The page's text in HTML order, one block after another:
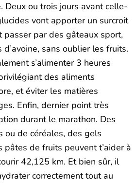
Deux ou trois jours avant celle-
vont apporter un surcroit
passer par des gâteaux sport,
sans oublier les fruits.
s’alimenter 3 heures
des aliments
et éviter les matières
Enfin, dernier point très
durant le marathon. Des
ou de céréales, des gels
de fruits peuvent t’aider à
42,125 km. Et bien sûr, il
correctement tout au